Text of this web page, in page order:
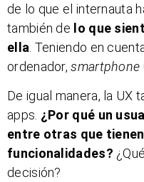
de lo que el internauta
también de lo que
ella . Teniendo en
ordenador,smartphone
De igual manera, la UX
apps. ¿Por qué un
entre otras que
funcionalidades?
decisión?